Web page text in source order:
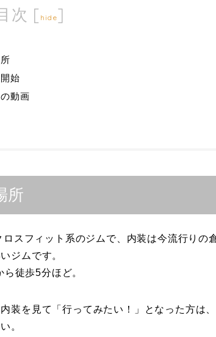
次 [ hide]
始
動画
所
ロスフィット系のジムで、内装は今流行りの
ジムです。
徒歩5分ほど。
装を見て「行ってみたい！」となった方は
。